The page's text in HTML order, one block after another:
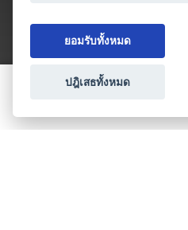
ประเภทธุรกิจไมซ์
ยอมรับทั้งหมด
ปฎิเสธทั้งหมด